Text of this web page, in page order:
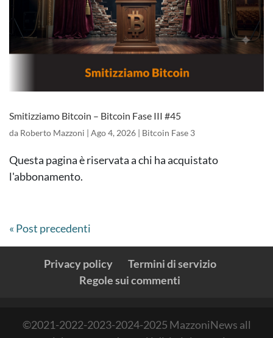
Smitizziamo Bitcoin – Bitcoin Fase III #45
da Roberto Mazzoni | Ago 4, 2026 | Bitcoin Fase 3
Questa pagina è riservata a chi ha acquistato
l'abbonamento.
« Post precedenti
Privacy policy
Termini di servizio
Regole sui commenti
©2021-2022-2023-2024-2025 MazzoniNews all